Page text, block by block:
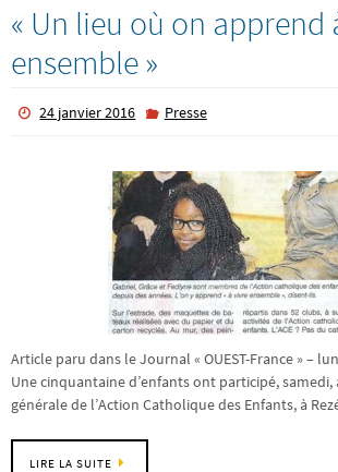
« Un lieu où on apprend
ensemble »
24 janvier 2016 Presse
Article paru dans le Journal « OUEST-France » –
Une cinquantaine d’enfants ont participé, samedi,
générale de l’Action Catholique des Enfants, à
LIRE LA SUITE